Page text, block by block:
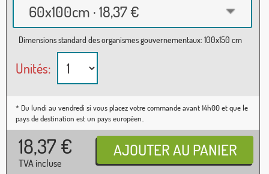
60x100cm · 18,37 €
Dimensions standard des organismes gouvernementaux: 100x150 cm
Unités:
* Du lundi au vendredi si vous placez votre commande avant 14h00 et que le
pays de destination est un pays européen..
18,37 €
TVA incluse